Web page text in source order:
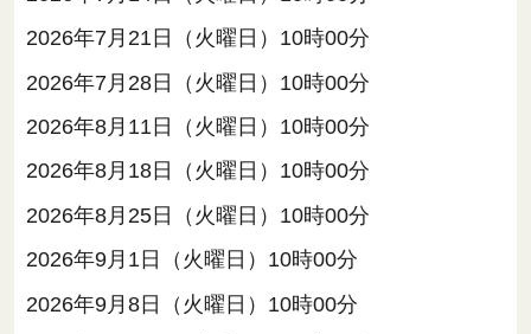
2026年7月21日（火曜日）10時00分
2026年7月28日（火曜日）10時00分
2026年8月11日（火曜日）10時00分
2026年8月18日（火曜日）10時00分
2026年8月25日（火曜日）10時00分
2026年9月1日（火曜日）10時00分
2026年9月8日（火曜日）10時00分